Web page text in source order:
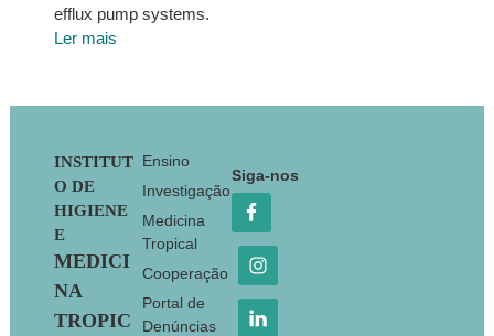
efflux pump systems.
Ler mais
Footer
INSTITUT
O DE
HIGIENE
E
MEDICI
NA
TROPIC
Ensino
Investigação
Medicina
Tropical
Cooperação
Portal de
Denúncias
Siga-nos